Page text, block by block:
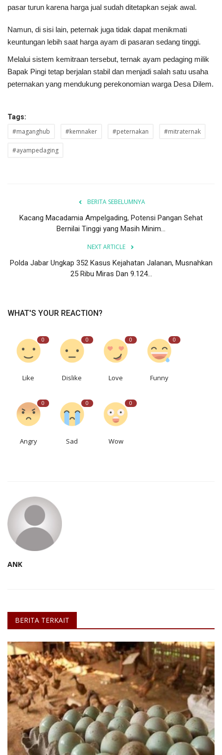
pasar turun karena harga jual sudah ditetapkan sejak awal.
Namun, di sisi lain, peternak juga tidak dapat menikmati
keuntungan lebih saat harga ayam di pasaran sedang tinggi.
Melalui sistem kemitraan tersebut, ternak ayam pedaging milik
Bapak Pingi tetap berjalan stabil dan menjadi salah satu usaha
peternakan yang mendukung perekonomian warga Desa Dilem.
Tags:
#maganghub #kemnaker #peternakan #mitraternak
#ayampedaging
BERITA SEBELUMNYA
Kacang Macadamia Ampelgading, Potensi Pangan Sehat
Bernilai Tinggi yang Masih Minim...
NEXT ARTICLE
Polda Jabar Ungkap 352 Kasus Kejahatan Jalanan, Musnahkan
25 Ribu Miras Dan 9.124...
WHAT'S YOUR REACTION?
0
Like
0
Dislike
0
Love
0
Funny
0
Angry
0
Sad
0
Wow
ANK
BERITA TERKAIT